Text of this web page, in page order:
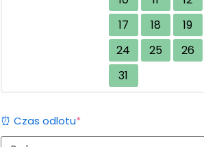
17
18 19
24
25 26
31
⏰ Czas odlotu*